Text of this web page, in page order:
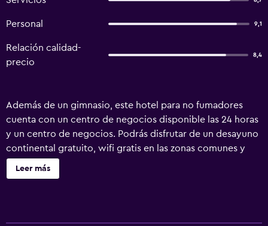
Personal 9,1
Relación calidad-
precio
8,4
Además de un gimnasio, este hotel para no fumadores
cuenta con un centro de negocios disponible las 24 horas
y un centro de negocios. Podrás disfrutar de un desayuno
continental gratuito, wifi gratis en las zonas comunes y
aparcamiento gratuito. Otras instalaciones incluyen una
zona para conferencias, lavandería y servicio de recepción
Leer más